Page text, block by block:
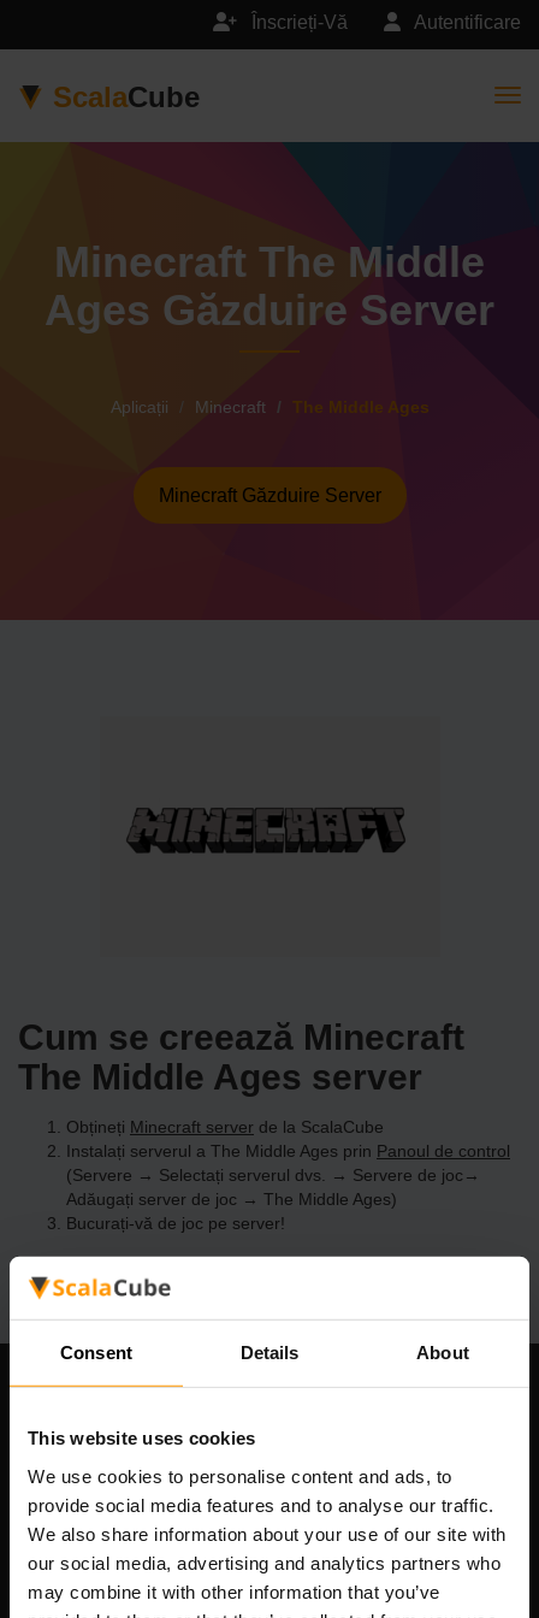
Consent Details About
This website uses cookies
We use cookies to personalise content and ads, to
provide social media features and to analyse our traffic.
We also share information about your use of our site with
our social media, advertising and analytics partners who
may combine it with other information that you’ve
Autentificare
Înscrieți-Vă
ScalaCube
Minecraft The Middle
Ages Găzduire Server
Aplicații Minecraft The Middle Ages
Minecraft Găzduire Server
Cum se creează Minecraft
The Middle Ages server
Obțineți Minecraft server de la ScalaCube
Instalați serverul a The Middle Ages prin Panoul de control
(Servere → Selectați serverul dvs. → Servere de joc→
Adăugați server de joc → The Middle Ages)
Bucurați-vă de joc pe server!
Scalable Hosting Solutions OÜ
Cod de înregistrare: 14652605
cod fiscal: EE102133820
Adresă: Harju maakond, Tallinn, Kesklinna linnaosa,